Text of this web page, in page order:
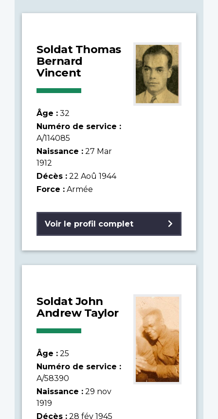
Soldat Thomas
Bernard
Vincent
Âge : 32
Numéro de service :
A/114085
Naissance : 27 Mar
1912
Décès : 22 Aoû 1944
Force : Armée
Voir le profil complet
Soldat John
Andrew Taylor
Âge : 25
Numéro de service :
A/58390
Naissance : 29 nov
1919
Décès : 28 fév 1945